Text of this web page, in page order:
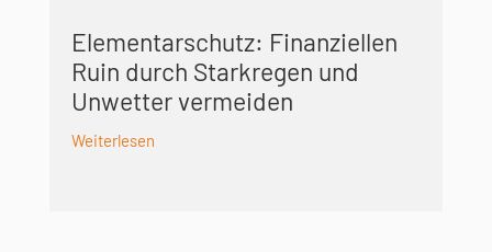
Elementarschutz: Finanziellen
Ruin durch Starkregen und
Unwetter vermeiden
Weiterlesen